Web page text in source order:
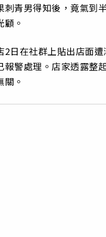
刺青男得知後，竟氣到
顧。
2日在社群上貼出店面
報警處理。店家透露整
關。